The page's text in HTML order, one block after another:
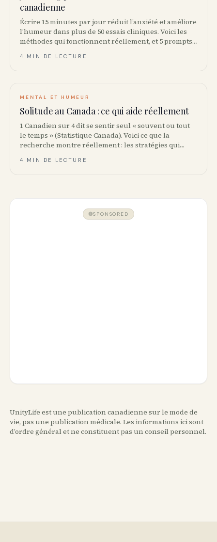
canadienne
Écrire 15 minutes par jour réduit l’anxiété et améliore
l’humeur dans plus de 50 essais cliniques. Voici les
méthodes qui fonctionnent réellement, et 5 prompts
4 MIN DE LECTURE
MENTAL ET HUMEUR
Solitude au Canada : ce qui aide réellement
1 Canadien sur 4 dit se sentir seul « souvent ou tout
le temps » (Statistique Canada). Voici ce que la
recherche montre réellement : les stratégies qui
4 MIN DE LECTURE
SPONSORED
UnityLife est une publication canadienne sur le mode de
vie, pas une publication médicale. Les informations ici sont
d’ordre général et ne constituent pas un conseil personnel.